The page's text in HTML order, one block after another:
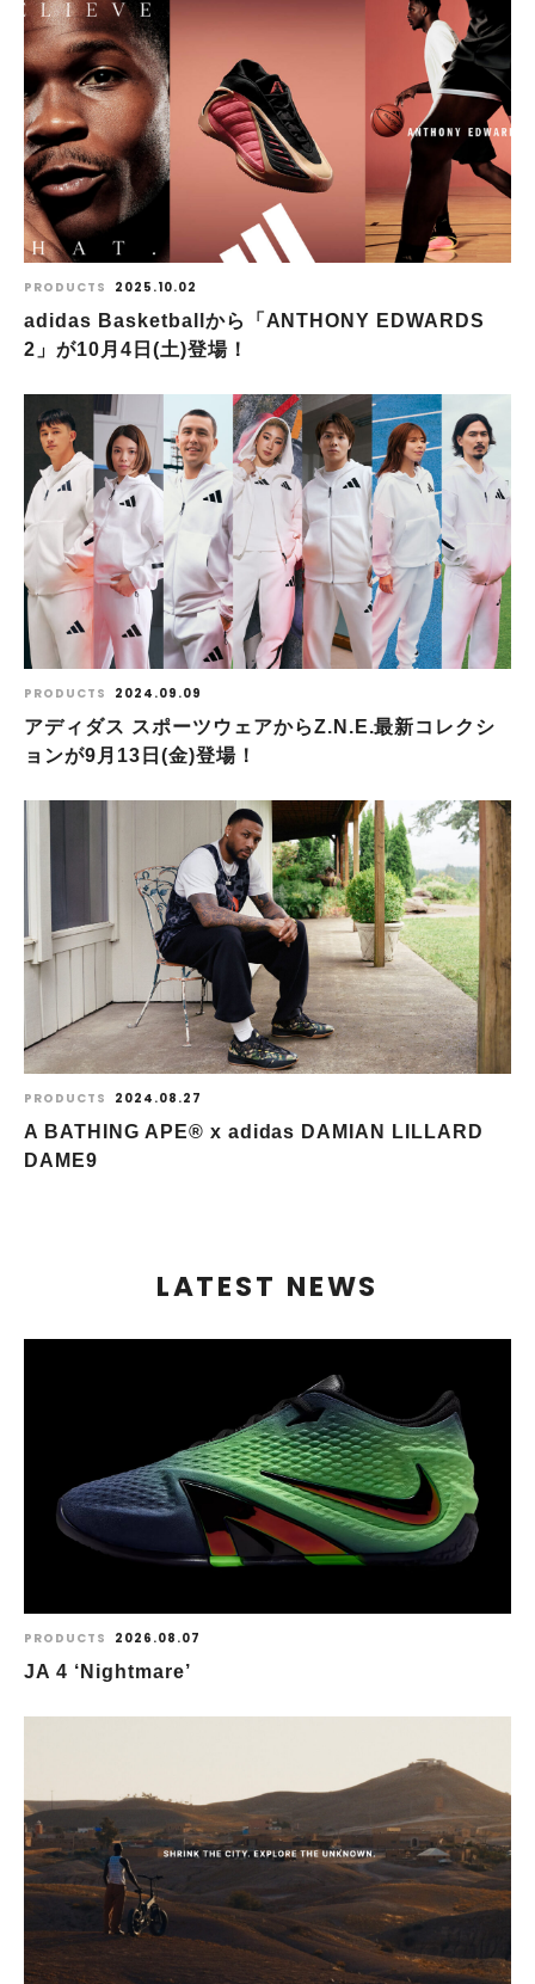
PRODUCTS 2025.10.02
adidas Basketballから「ANTHONY EDWARDS
2」が10月4日(土)登場！
PRODUCTS 2024.09.09
アディダス スポーツウェアからZ.N.E.最新コレクシ
ョンが9月13日(金)登場！
PRODUCTS 2024.08.27
A BATHING APE® x adidas DAMIAN LILLARD
DAME9
LATEST NEWS
PRODUCTS 2026.08.07
JA 4 ‘Nightmare’